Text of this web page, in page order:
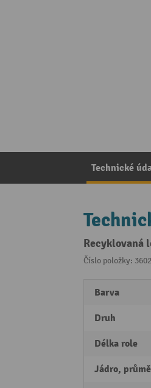
Technické
Recyklovaná
Číslo položky:
Barva
Druh
Délka role
Jádro,